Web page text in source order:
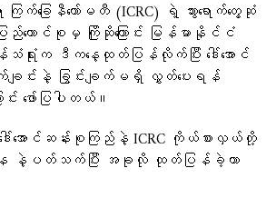
က်ခြေနီကော်မတီ (ICRC) ရဲ့ သွားရောက်တွေ့ဆုံ
ောင်စုမှ ကြိုဆိုကြောင်း မြန်မာနိုင်ငံ
းက ဒီကနေ့ထုတ်ပြန်လိုက်ပြီး ဒေါ်အောင်
ျင်းနဲ့ ခြွင်းချက်မရှိ လွှတ်ပေးရန်
း ဖော်ပြပါတယ်။
ောင်ဆန်းစုကြည်နဲ့ ICRC ကိုယ်စားလှယ်တို့
ေ နဲ့ပတ်သက်ပြီး အခုလို ထုတ်ပြန်ခဲ့တာ